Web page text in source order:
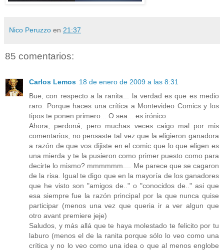
Nico Peruzzo en 21:37
85 comentarios:
Carlos Lemos 18 de enero de 2009 a las 8:31
Bue, con respecto a la ranita... la verdad es que es medio
raro. Porque haces una crítica a Montevideo Comics y los
tipos te ponen primero... O sea... es irónico.
Ahora, perdoná, pero muchas veces caigo mal por mis
comentarios, no pensaste tal vez que la eligieron ganadora
a razón de que vos dijiste en el comic que lo que eligen es
una mierda y te la pusieron como primer puesto como para
decirte lo mismo? mmmmmm.... Me parece que se cagaron
de la risa. Igual te digo que en la mayoría de los ganadores
que he visto son "amigos de.." o "conocidos de.." asi que
esa siempre fue la razón principal por la que nunca quise
participar (menos una vez que queria ir a ver algun que
otro avant premiere jeje)
Saludos, y más allá que te haya molestado te felicito por tu
laburo (menos el de la ranita porque sólo lo veo como una
crítica y no lo veo como una idea o que al menos englobe